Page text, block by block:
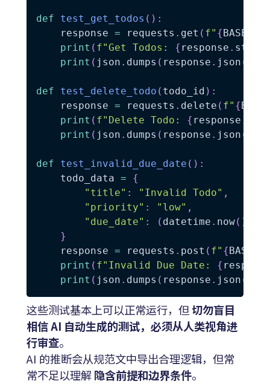
def test_get_todos ( ) :
    response
= requests . get ( f" {
print ( f"Get Todos: { response .
print ( json . dumps ( response . json (
def test_delete_todo ( todo_id ) :
    response
= requests . delete ( f" {
print ( f"Delete Todo: { response .
print ( json . dumps ( response . json (
def test_invalid_due_date ( ) :
    todo_data
=
{
"title" : "Invalid Todo" ,
"priority" : "low" ,
"due_date" : ( datetime . now( )
}
    response
= requests . post ( f" {
print ( f"Invalid Due Date: {
print ( json . dumps ( response . json (
这些测试基本上可以正常运行，但切勿盲目
相信 AI 自动生成的测试，必须从人类视角进
行审查。
AI 的推断会从规范文中导出合理逻辑，但常
常不足以理解隐含前提和边界条件。